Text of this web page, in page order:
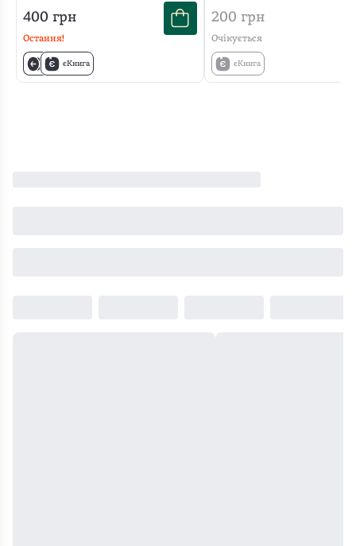
400 грн
Остання!
єКнига
200 грн
Очікується
єКнига